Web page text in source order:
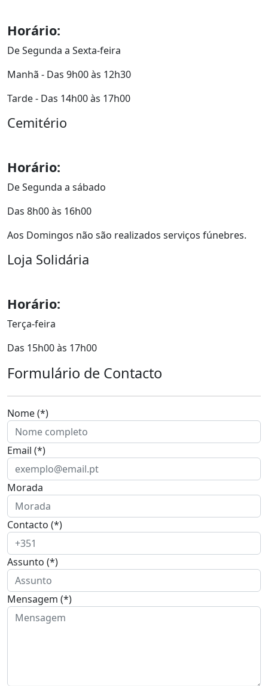
Horário:
De Segunda a Sexta-feira
Manhã - Das 9h00 às 12h30
Tarde - Das 14h00 às 17h00
Cemitério
Horário:
De Segunda a sábado
Das 8h00 às 16h00
Aos Domingos não são realizados serviços fúnebres.
Loja Solidária
Horário:
Terça-feira
Das 15h00 às 17h00
Formulário de Contacto
Nome (*)
Email (*)
Morada
Contacto (*)
Assunto (*)
Mensagem (*)